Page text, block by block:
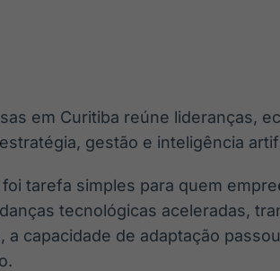
IA
Em breve
BroadFast
Em breve
Gestão de
Investimentos
em Curitiba reúne lideranças,
gestão e inteligência
tarefa simples para quem
tecnológicas aceleradas,
a capacidade de adaptação